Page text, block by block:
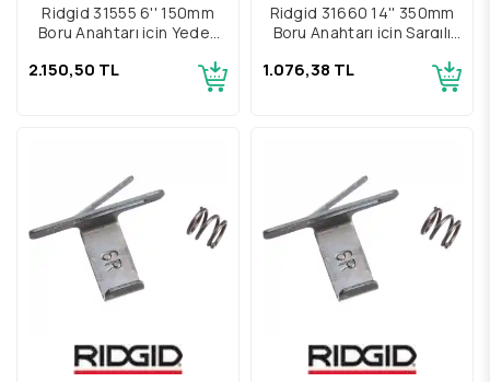
Ridgid 31555 6'' 150mm
Boru Anahtarı için Yedek
2.150,50 TL
Ridgid 31660 14'' 350mm
Boru Anahtarı için Sargılı
1.076,38 TL